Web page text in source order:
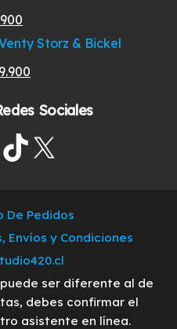
precio
es:
Storz & Bickel
actual
$399.900.
Sociales
TikTok
X
De Pedidos
Envíos y Condiciones
ser diferente al de
debes confirmar el
asistente en línea.